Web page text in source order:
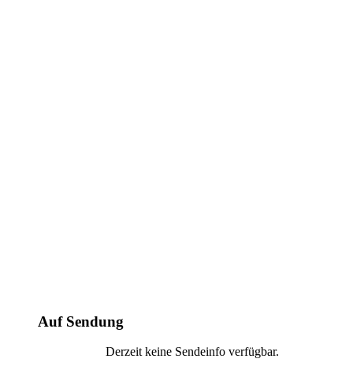
Auf Sendung
Derzeit keine Sendeinfo verfügbar.